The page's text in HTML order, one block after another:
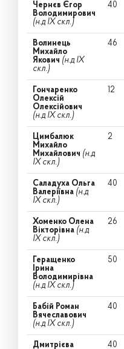
Чернєв Єгор
Володимирович
(н.д IX скл.)
40
Волинець
Михайло
Якович (н.д IX
скл.)
46
Гончаренко
Олексій
Олексійович
(н.д IX скл.)
12
Цимбалюк
Михайло
Михайлович (н.д
IX скл.)
2
Саладуха Ольга
Валеріївна (н.д
IX скл.)
40
Хоменко Олена
Вікторівна (н.д
IX скл.)
26
Геращенко
Ірина
Володимирівна
(н.д IX скл.)
50
Бабій Роман
Вячеславович
(н.д IX скл.)
40
Дмитрієва 40